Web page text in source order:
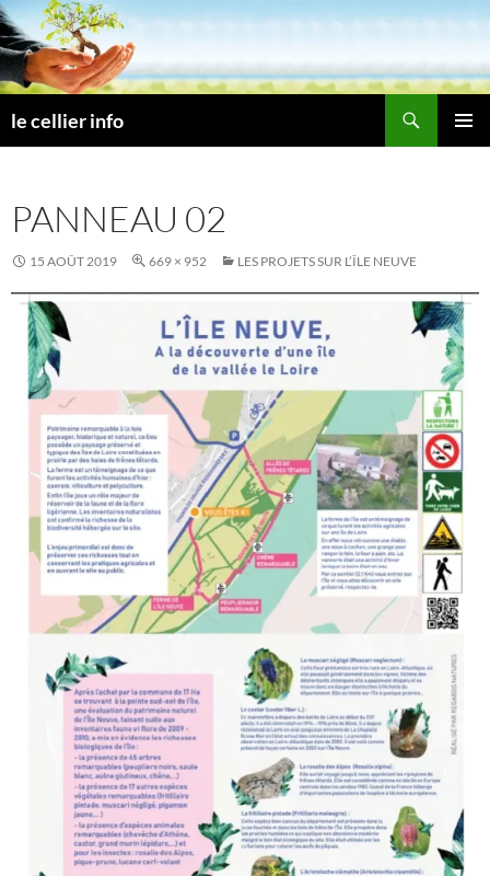
Aller
au
contenu
le cellier info
PANNEAU 02
15 AOÛT 2019 669 × 952 LES PROJETS SUR L’ÎLE NEUVE